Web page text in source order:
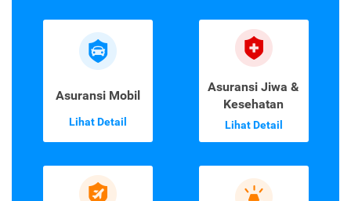
Asuransi Mobil
Lihat Detail
Asuransi Jiwa &
Kesehatan
Lihat Detail